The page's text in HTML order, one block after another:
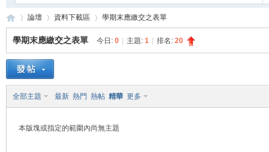
»
論壇
›
資料下載區 學期末應繳交之表單
學期末應繳交之表單 今日: 0 主題: 1 排名: 20
全部主題 最新 熱門 熱帖 精華 更多
本版塊或指定的範圍內尚無主題